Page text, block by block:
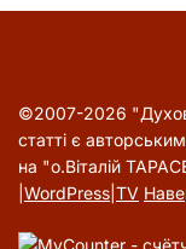
©2007-2026
статті є
на "о.Віталій
WordPress TV